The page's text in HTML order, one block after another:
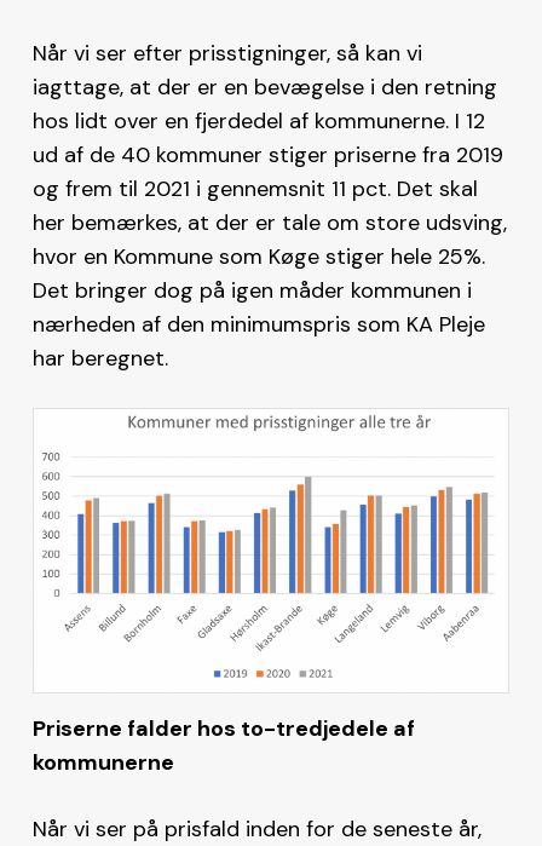
Når vi ser efter prisstigninger, så kan vi
iagttage, at der er en bevægelse i den retning
hos lidt over en fjerdedel af kommunerne. I 12
ud af de 40 kommuner stiger priserne fra 2019
og frem til 2021 i gennemsnit 11 pct. Det skal
her bemærkes, at der er tale om store udsving,
hvor en Kommune som Køge stiger hele 25%.
Det bringer dog på igen måder kommunen i
nærheden af den minimumspris som KA Pleje
har beregnet.
Priserne falder hos to-tredjedele af
kommunerne
Når vi ser på prisfald inden for de seneste år,